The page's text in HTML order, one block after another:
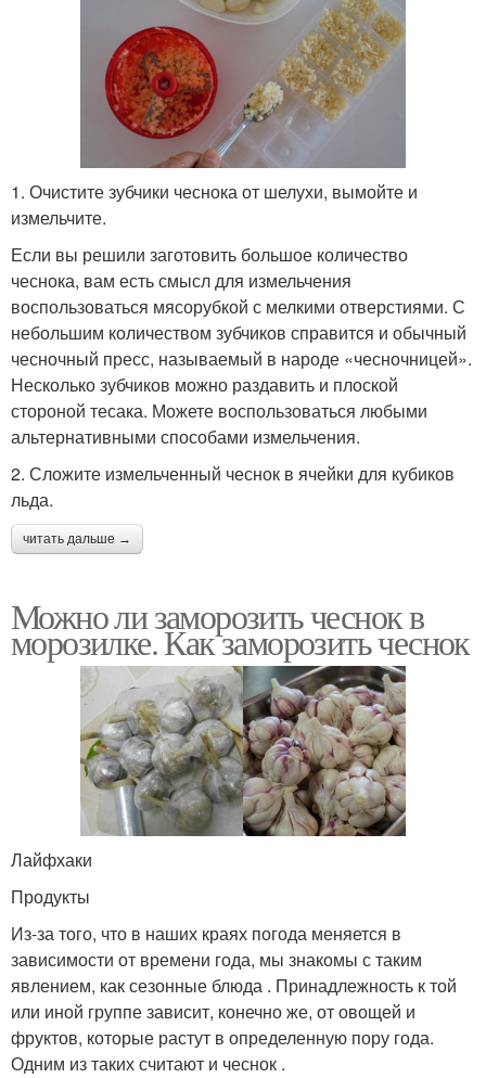
1. Очистите зубчики чеснока от шелухи, вымойте и
измельчите.
Если вы решили заготовить большое количество
чеснока, вам есть смысл для измельчения
воспользоваться мясорубкой с мелкими отверстиями. С
небольшим количеством зубчиков справится и обычный
чесночный пресс, называемый в народе «чесночницей».
Несколько зубчиков можно раздавить и плоской
стороной тесака. Можете воспользоваться любыми
альтернативными способами измельчения.
2. Сложите измельченный чеснок в ячейки для кубиков
льда.
читать дальше →
Можно ли заморозить чеснок в
морозилке. Как заморозить чеснок
Лайфхаки
Продукты
Из-за того, что в наших краях погода меняется в
зависимости от времени года, мы знакомы с таким
явлением, как сезонные блюда . Принадлежность к той
или иной группе зависит, конечно же, от овощей и
фруктов, которые растут в определенную пору года.
Одним из таких считают и чеснок .